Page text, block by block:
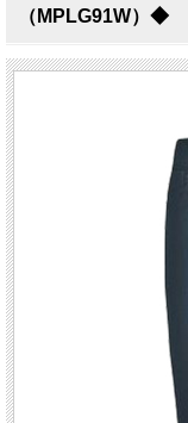
（MPLG91W）◆